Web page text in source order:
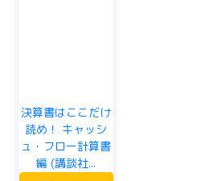
編 (講談社...
amazon